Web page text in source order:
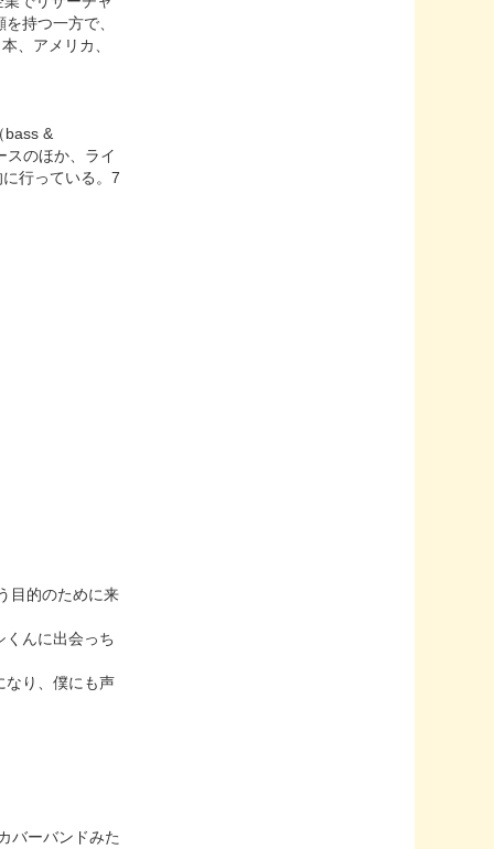
持つ一方で、
、アメリカ、
bass &
スのほか、ライ
行っている。7
目的のために来
くんに出会っち
なり、僕にも声
バーバンドみた